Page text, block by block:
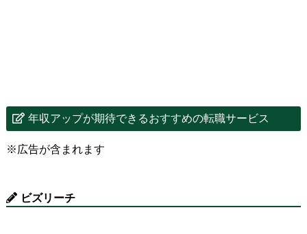
年収アップが期待できるおすすめの転職サービス
※広告が含まれます
ビズリーチ